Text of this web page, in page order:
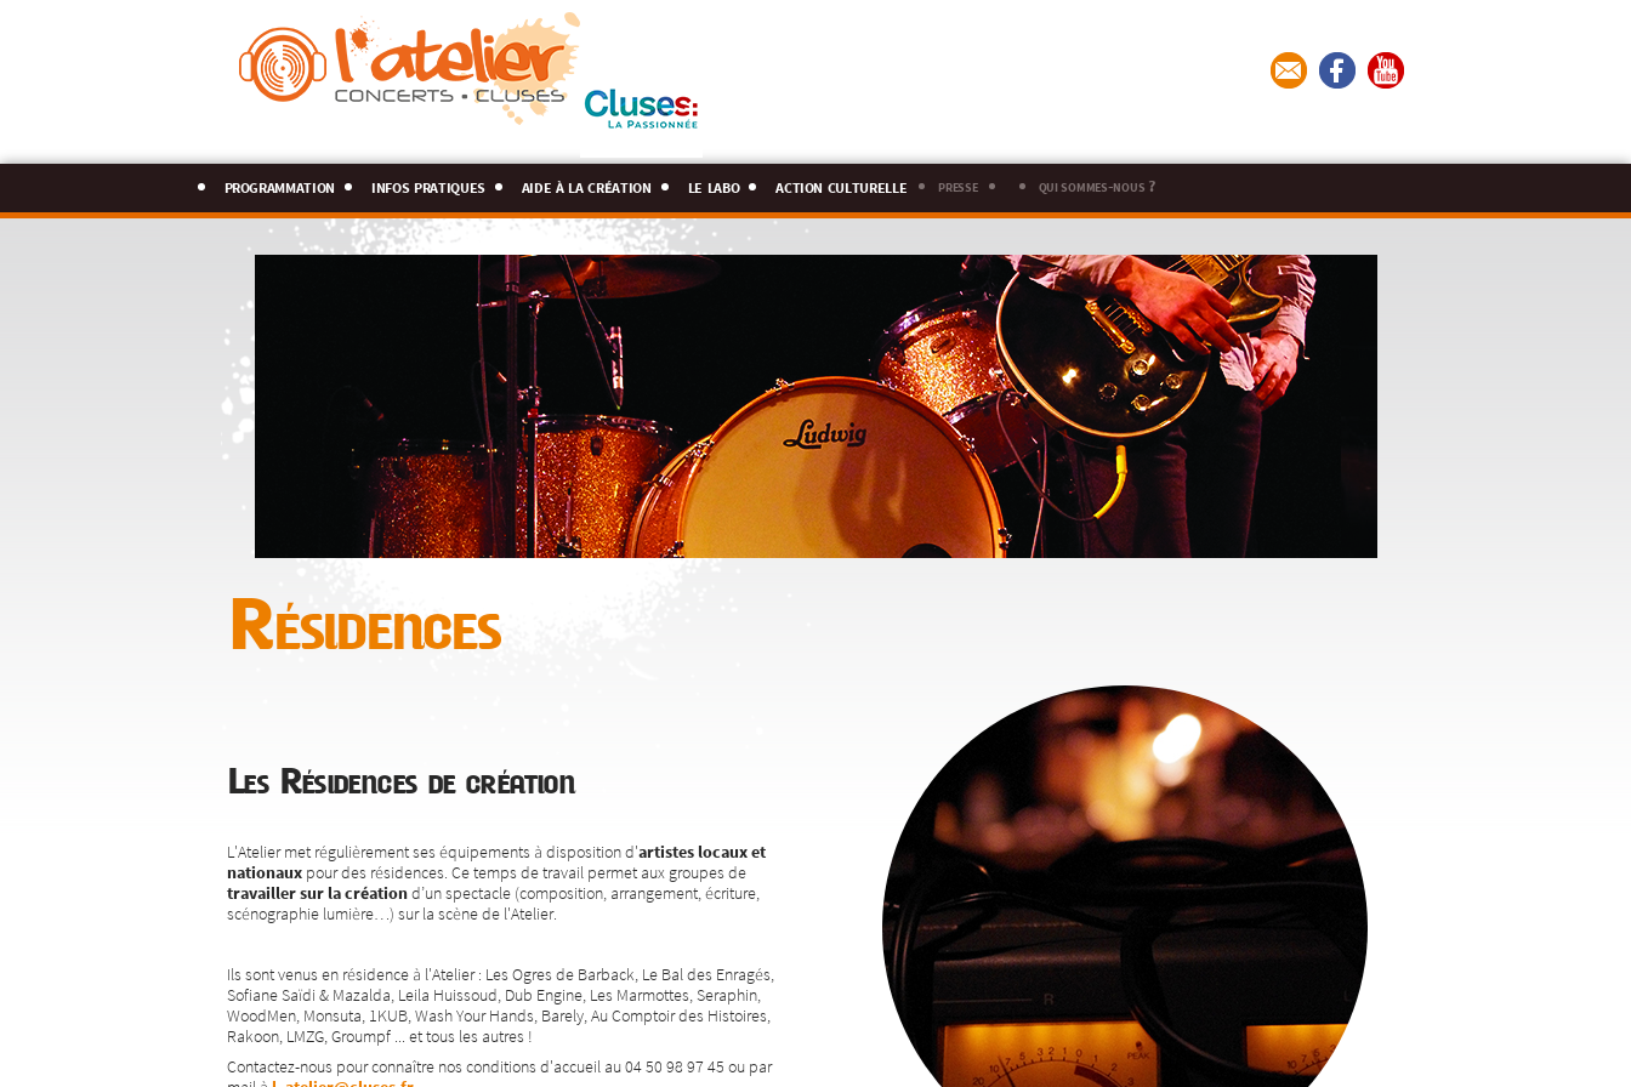
programmation infos pratiques aide à la création le labo action culturelle presse qui sommes-nous ?
Résidences
Les Résidences de création
L'Atelier met régulièrement ses équipements à disposition d'artistes locaux et
nationaux pour des résidences. Ce temps de travail permet aux groupes de
travailler sur la créationd’un spectacle (composition, arrangement, écriture,
scénographie lumière…) sur la scène de l'Atelier.
Ils sont venus en résidence à l'Atelier : Les Ogres de Barback, Le Bal des Enragés,
Sofiane Saïdi & Mazalda, Leila Huissoud, Dub Engine, Les Marmottes, Seraphin,
WoodMen, Monsuta, 1KUB, Wash Your Hands, Barely, Au Comptoir des Histoires,
Rakoon, LMZG, Groumpf ... et tous les autres !
Contactez-nous pour connaître nos conditions d'accueil au 04 50 98 97 45 ou par